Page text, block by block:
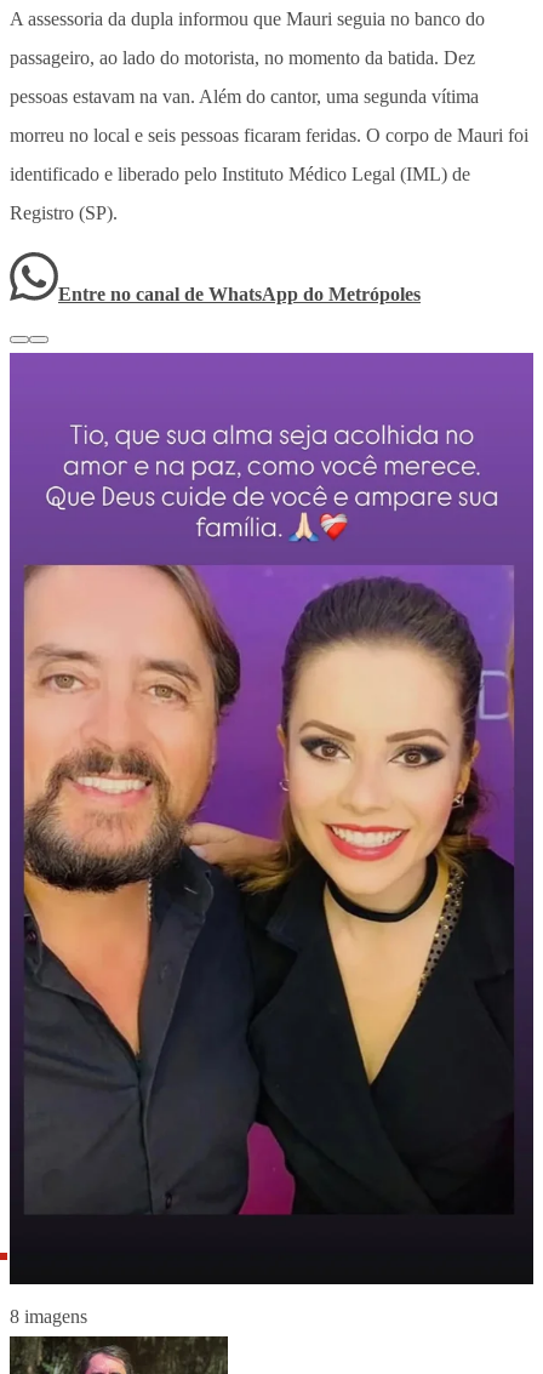
A assessoria da dupla informou que Mauri seguia no banco do
passageiro, ao lado do motorista, no momento da batida. Dez
pessoas estavam na van. Além do cantor, uma segunda vítima
morreu no local e seis pessoas ficaram feridas. O corpo de Mauri foi
identificado e liberado pelo Instituto Médico Legal (IML) de
Registro (SP).
Entre no canal de WhatsApp do Metrópoles
8 imagens